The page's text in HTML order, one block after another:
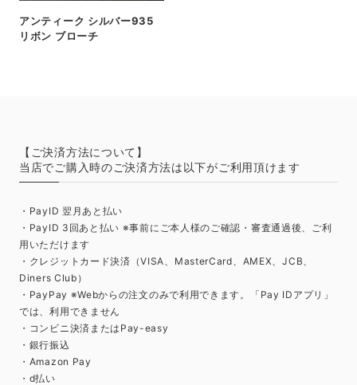
アンティーク シルバー935
リボン ブローチ
【ご決済方法について】
当店でご購入時のご決済方法は以下がご利用頂けます
・PayID 翌月あと払い
・PayID 3回あと払い ※事前にご本人様のご確認・審査通過後、ご利
用いただけます
・クレジットカード決済（VISA、MasterCard、AMEX、JCB、
Diners Club）
・PayPay ※Webからの注文のみで利用できます。「Pay IDアプリ」
では、利用できません
・コンビニ決済またはPay-easy
・銀行振込
・Amazon Pay
・d払い